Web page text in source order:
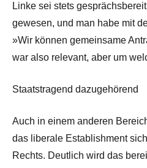
Linke sei stets
gewesen, und man habe mit
»Wir können gemeinsame
war also relevant, aber um
Staatstragend dazugehörend
Auch in einem anderen
das liberale Establishment
Rechts. Deutlich wird das